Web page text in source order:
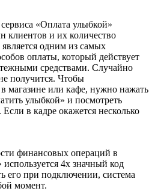
«Оплата улыбкой»
клиентов и их количество
одним из самых
оплаты, который действует
средствами. Случайно
получится. Чтобы
в магазине или кафе, нужно нажать
улыбкой» и посмотреть
в кадре окажется несколько
финансовых операций в
4х значный код
его при подключении, система
момент.